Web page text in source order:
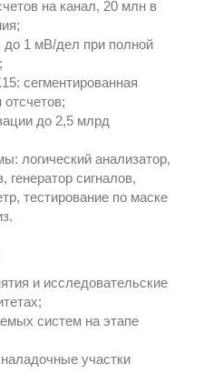
на канал, 20 млн в
до 1 мВ/дел при полной
сегментированная
до 2,5 млрд
логический анализатор,
генератор сигналов,
тестирование по маске
и исследовательские
систем на этапе
участки